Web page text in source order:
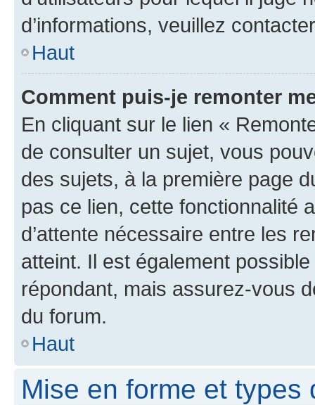
d’informations, veuillez
Haut
Comment puis-je remonter
En cliquant sur le lien «
de consulter un sujet, vous
des sujets, à la première page
pas ce lien, cette fonctionnalité
d’attente nécessaire entre les
atteint. Il est également
répondant, mais assurez-vous
du forum.
Haut
Mise en forme et types